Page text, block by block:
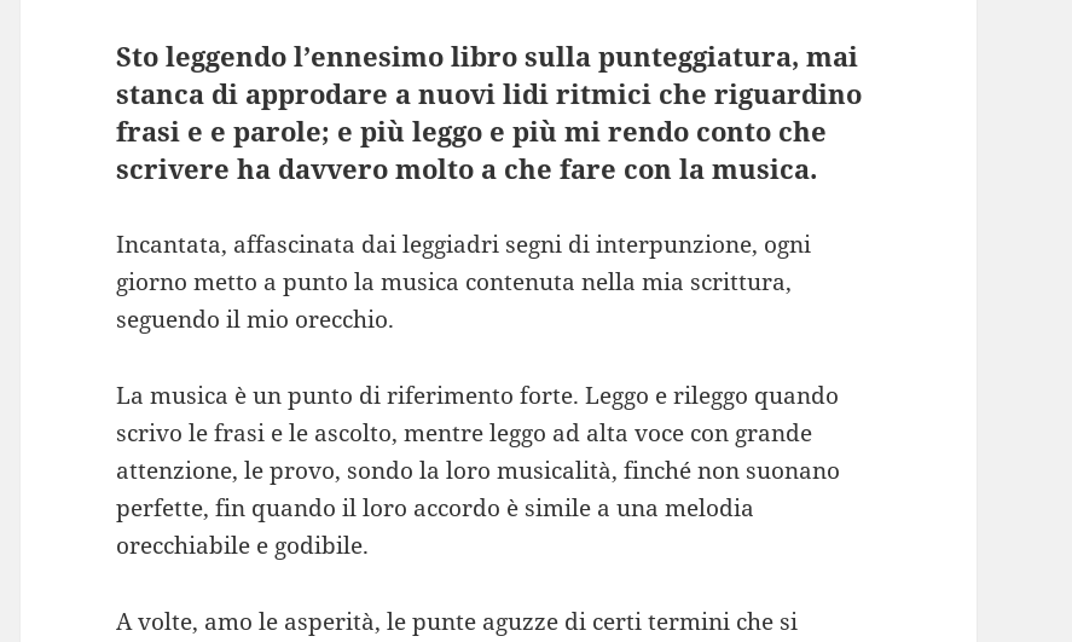
Sto leggendo l’ennesimo libro sulla punteggiatura, mai
stanca di approdare a nuovi lidi ritmici che riguardino
frasi e e parole; e più leggo e più mi rendo conto che
scrivere ha davvero molto a che fare con la musica.
Incantata, affascinata dai leggiadri segni di interpunzione, ogni
giorno metto a punto la musica contenuta nella mia scrittura,
seguendo il mio orecchio.
La musica è un punto di riferimento forte. Leggo e rileggo quando
scrivo le frasi e le ascolto, mentre leggo ad alta voce con grande
attenzione, le provo, sondo la loro musicalità, finché non suonano
perfette, fin quando il loro accordo è simile a una melodia
orecchiabile e godibile.
A volte, amo le asperità, le punte aguzze di certi termini che si